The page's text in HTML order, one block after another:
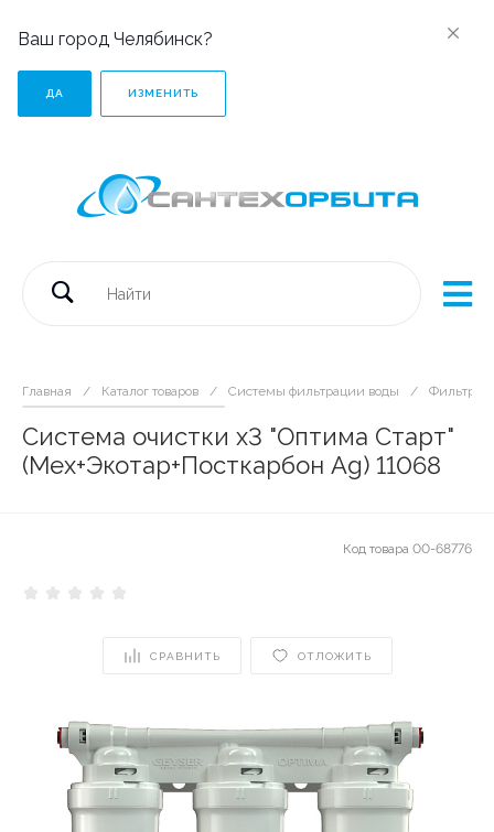
Ваш город Челябинск?
ДА ИЗМЕНИТЬ
Главная / Каталог товаров / Системы фильтрации воды / Фильтры
Система очистки х3 "Оптима Старт"
(Мех+Экотар+Посткарбон Ag) 11068
Код товара 00-68776
СРАВНИТЬ ОТЛОЖИТЬ